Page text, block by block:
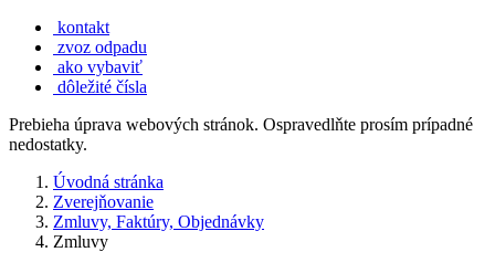
kontakt
zvoz odpadu
ako vybaviť
dôležité čísla
Prebieha úprava webových stránok. Ospravedlňte prosím prípadné
nedostatky.
Úvodná stránka
Zverejňovanie
Zmluvy, Faktúry, Objednávky
Zmluvy